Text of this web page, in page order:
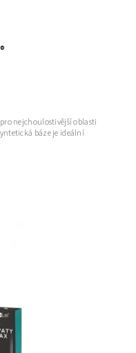
nejchoulostivější oblasti
báze je ideální